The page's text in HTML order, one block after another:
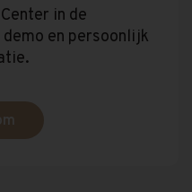
in de
en persoonlijk